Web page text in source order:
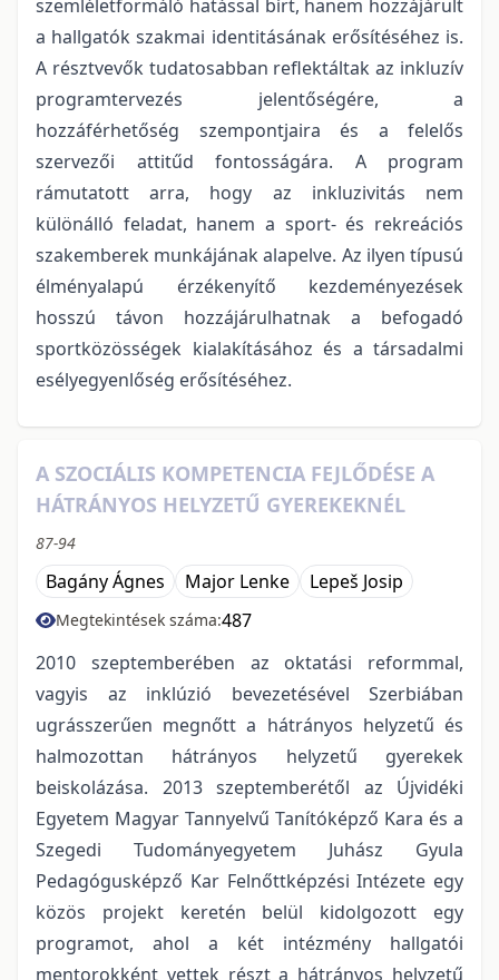
szemléletformáló hatással bírt, hanem hozzájárult
a hallgatók szakmai identitásának erősítéséhez is.
A résztvevők tudatosabban reflektáltak az inkluzív
programtervezés jelentőségére, a
hozzáférhetőség szempontjaira és a felelős
szervezői attitűd fontosságára. A program
rámutatott arra, hogy az inkluzivitás nem
különálló feladat, hanem a sport- és rekreációs
szakemberek munkájának alapelve. Az ilyen típusú
élményalapú érzékenyítő kezdeményezések
hosszú távon hozzájárulhatnak a befogadó
sportközösségek kialakításához és a társadalmi
esélyegyenlőség erősítéséhez.
A SZOCIÁLIS KOMPETENCIA FEJLŐDÉSE A
HÁTRÁNYOS HELYZETŰ GYEREKEKNÉL
87-94
Bagány Ágnes Major Lenke Lepeš Josip
Megtekintések száma:487
2010 szeptemberében az oktatási reformmal,
vagyis az inklúzió bevezetésével Szerbiában
ugrásszerűen megnőtt a hátrányos helyzetű és
halmozottan hátrányos helyzetű gyerekek
beiskolázása. 2013 szeptemberétől az Újvidéki
Egyetem Magyar Tannyelvű Tanítóképző Kara és a
Szegedi Tudományegyetem Juhász Gyula
Pedagógusképző Kar Felnőttképzési Intézete egy
közös projekt keretén belül kidolgozott egy
programot, ahol a két intézmény hallgatói
mentorokként vettek részt a hátrányos helyzetű